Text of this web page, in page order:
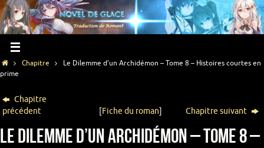
Chapitre
Le Dilemme d’un Archidémon – Tome 8 – Histoires courtes en
prime
Chapitre
précédent
[Fiche du roman] Chapitre suivant
Le Dilemme d’un Archidémon – Tome 8 –